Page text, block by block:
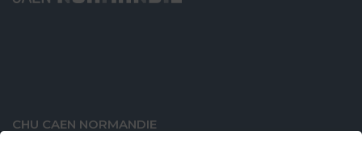
CHU CAEN NORMANDIE